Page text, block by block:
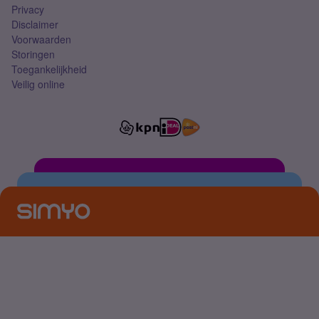
Privacy
Disclaimer
Voorwaarden
Storingen
Toegankelijkheid
Veilig online